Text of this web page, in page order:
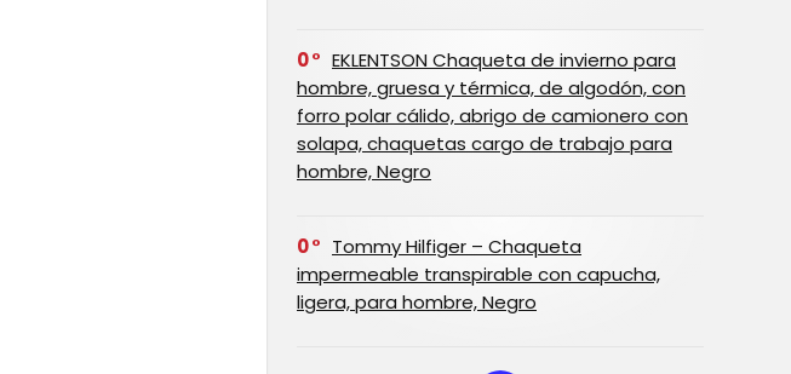
0
EKLENTSON Chaqueta de invierno para
hombre, gruesa y térmica, de algodón, con
forro polar cálido, abrigo de camionero con
solapa, chaquetas cargo de trabajo para
hombre, Negro
0
Tommy Hilfiger – Chaqueta
impermeable transpirable con capucha,
ligera, para hombre, Negro